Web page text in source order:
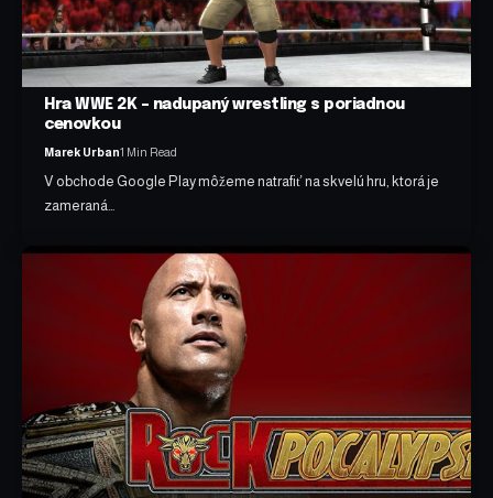
Hra WWE 2K – nadupaný wrestling s poriadnou
cenovkou
Marek Urban1 Min Read
V obchode Google Play môžeme natrafiť na skvelú hru, ktorá je
zameraná…